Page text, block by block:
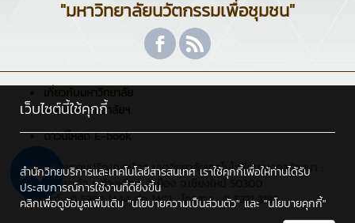
"มหาวิทยาลัยนวัตกรรมเพื่อชุมชน"
เกี่ยวกับมหาวิทยาลัย
ติดต่อมหาวิทยาลัยฯ
ดาวน์โหลด E-book
พิธีพระราชทานปริญญาบัตร มหาวิทยาลัยเทคโนโลยีราชมงคลล้านนา :
128 ถ.ห้วยแก้ว ต.ช้างเผือก อ.เมือง จ.เชียงใหม่ 50300
โทรศัพท์ : 0 5392 1444 ต่อ 1401 , โทรสาร : 0 5321 3183
เว็บไซต์นี้ใช้คุกกี้
สำนักวิทยบริการและเทคโนโลยีสารสนเทศ เราใช้คุกกี้เพื่อให้ท่านได้รับ
ประสบการณ์การใช้งานที่ดียิ่งขึ้น
คลิกเพื่อดูข้อมูลเพิ่มเติม "นโยบายความเป็นส่วนตัว" และ "นโยบายคุกกี้"